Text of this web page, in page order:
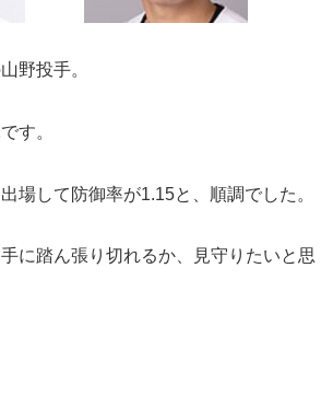
野投手。
す。
場して防御率が1.15と、順調でした。
に踏ん張り切れるか、見守りたいと思